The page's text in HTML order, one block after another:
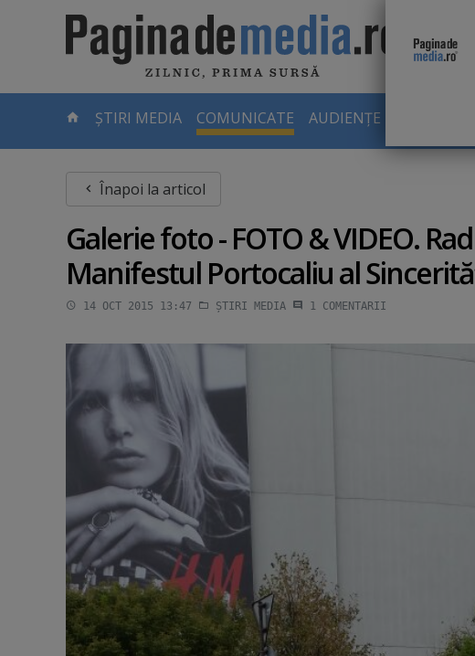
ȘTIRI MEDIA COMUNICATE AUDIENȚE TV
Înapoi la articol
Galerie foto - FOTO & VIDEO.
Manifestul Portocaliu al
14 OCT 2015 13:47 ȘTIRI MEDIA 1 COMENTARII